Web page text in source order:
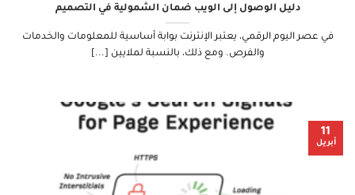
دليل الوصول إلى الويب ضمان الشمولية في التصميم
في عصر اليوم الرقمي، يعتبر الإنترنت بوابة أساسية للمعلومات والخدمات
والفرص. ومع ذلك، بالنسبة لملايين [...]
11
أبريل